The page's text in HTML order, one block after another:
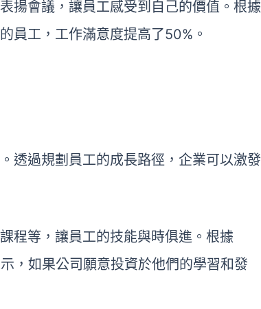
揚會議，讓員工感受到自己的價值。根據
員工，工作滿意度提高了50%。
透過規劃員工的成長路徑，企業可以激發
程等，讓員工的技能與時俱進。根據
，如果公司願意投資於他們的學習和發